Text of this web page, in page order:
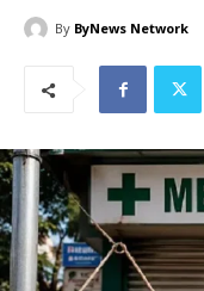
By ByNews Network